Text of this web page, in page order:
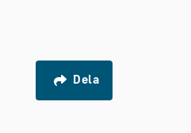
Dela